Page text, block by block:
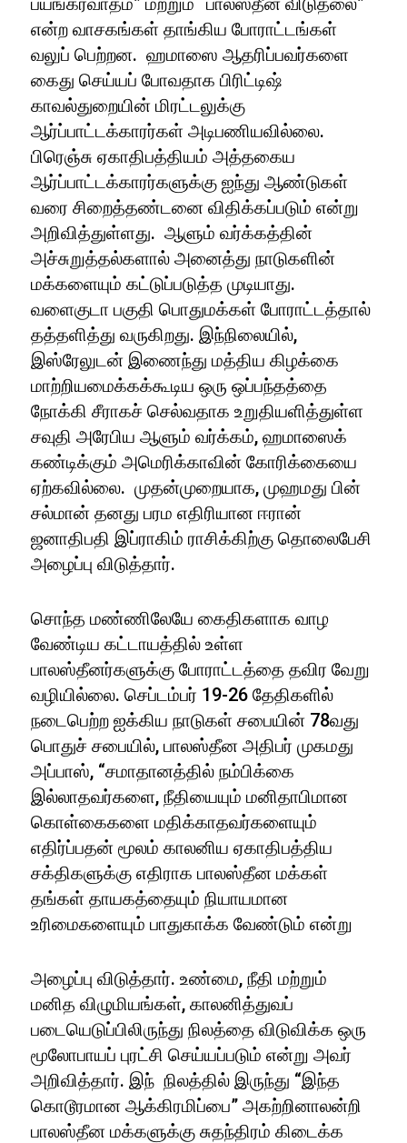
என்ற வாசகங்கள் தாங்கிய போராட்டங்கள்
வலுப் பெற்றன. ஹமாஸை ஆதரிப்பவர்களை
கைது செய்யப் போவதாக பிரிட்டிஷ்
காவல்துறையின் மிரட்டலுக்கு
ஆர்ப்பாட்டக்காரர்கள் அடிபணியவில்லை.
பிரெஞ்சு ஏகாதிபத்தியம் அத்தகைய
ஆர்ப்பாட்டக்காரர்களுக்கு ஐந்து ஆண்டுகள்
வரை சிறைத்தண்டனை விதிக்கப்படும் என்று
அறிவித்துள்ளது. ஆளும் வர்க்கத்தின்
அச்சுறுத்தல்களால் அனைத்து நாடுகளின்
மக்களையும் கட்டுப்படுத்த முடியாது.
வளைகுடா பகுதி பொதுமக்கள் போராட்டத்தால்
தத்தளித்து வருகிறது. இந்நிலையில்,
இஸ்ரேலுடன் இணைந்து மத்திய கிழக்கை
மாற்றியமைக்கக்கூடிய ஒரு ஒப்பந்தத்தை
நோக்கி சீராகச் செல்வதாக உறுதியளித்துள்ள
சவுதி அரேபிய ஆளும் வர்க்கம், ஹமாஸைக்
கண்டிக்கும் அமெரிக்காவின் கோரிக்கையை
ஏற்கவில்லை. முதன்முறையாக, முஹமது பின்
சல்மான் தனது பரம எதிரியான ஈரான்
ஜனாதிபதி இப்ராகிம் ராசிக்கிற்கு தொலைபேசி
அழைப்பு விடுத்தார்.
சொந்த மண்ணிலேயே கைதிகளாக வாழ
வேண்டிய கட்டாயத்தில் உள்ள
பாலஸ்தீனர்களுக்கு போராட்டத்தை தவிர வேறு
வழியில்லை. செப்டம்பர் 19-26 தேதிகளில்
நடைபெற்ற ஐக்கிய நாடுகள் சபையின் 78வது
பொதுச் சபையில், பாலஸ்தீன அதிபர் முகமது
அப்பாஸ், “சமாதானத்தில் நம்பிக்கை
இல்லாதவர்களை, நீதியையும் மனிதாபிமான
கொள்கைகளை மதிக்காதவர்களையும்
எதிர்ப்பதன் மூலம் காலனிய ஏகாதிபத்திய
சக்திகளுக்கு எதிராக பாலஸ்தீன மக்கள்
தங்கள் தாயகத்தையும் நியாயமான
உரிமைகளையும் பாதுகாக்க வேண்டும் என்று
அழைப்பு விடுத்தார். உண்மை, நீதி மற்றும்
மனித விழுமியங்கள், காலனித்துவப்
படையெடுப்பிலிருந்து நிலத்தை விடுவிக்க ஒரு
மூலோபாயப் புரட்சி செய்யப்படும் என்று அவர்
அறிவித்தார். இந் நிலத்தில் இருந்து “இந்த
கொடூரமான ஆக்கிரமிப்பை” அகற்றினாலன்றி
பாலஸ்தீன மக்களுக்கு சுதந்திரம் கிடைக்க